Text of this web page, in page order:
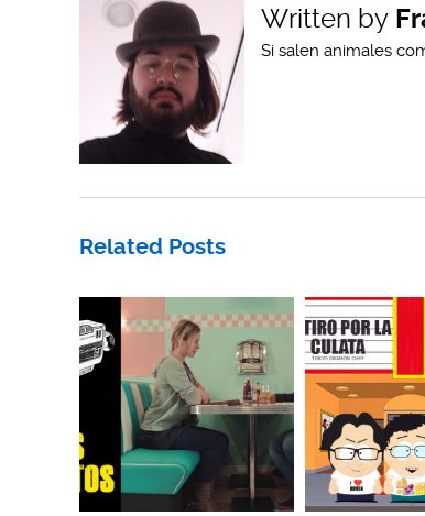
Written by
Si salen animales
Related Posts